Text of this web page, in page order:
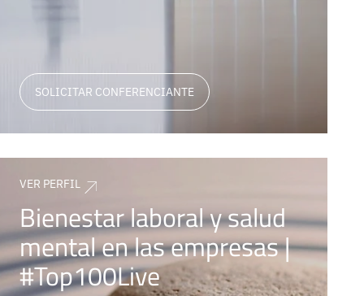
SOLICITAR CONFERENCIANTE
VER PERFIL
Bienestar laboral y salud
mental en las empresas |
#Top100Live